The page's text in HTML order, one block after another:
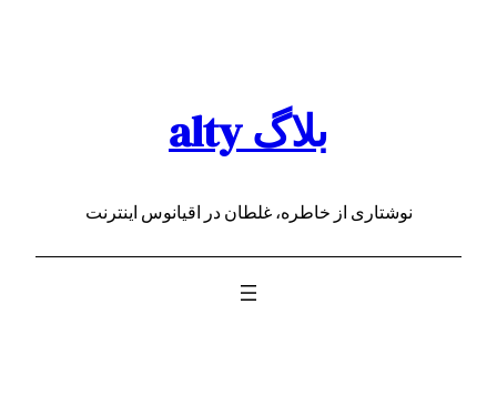
بلاگ alty
نوشتاری از خاطره، غلطان در اقیانوس اینترنت